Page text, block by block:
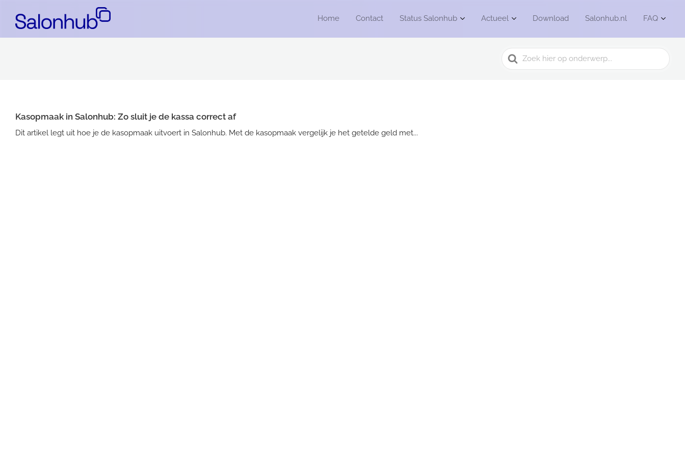
Home Contact Status Salonhub Actueel Download Salonhub.nl FAQ
Search
For
Kasopmaak in Salonhub: Zo sluit je de kassa correct af
Dit artikel legt uit hoe je de kasopmaak uitvoert in Salonhub. Met de kasopmaak vergelijk je het getelde geld met...